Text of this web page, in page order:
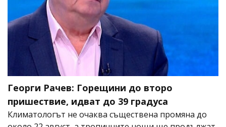
Георги Рачев: Горещини до второ
пришествие, идват до 39 градуса
Климатологът не очаква съществена промяна до